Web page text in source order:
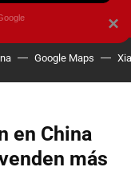
Google Maps
en China
más
×